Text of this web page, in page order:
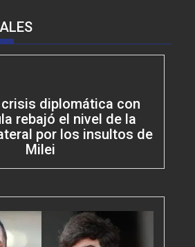
diplomática con
rebajó el nivel de la
por los insultos de
Milei